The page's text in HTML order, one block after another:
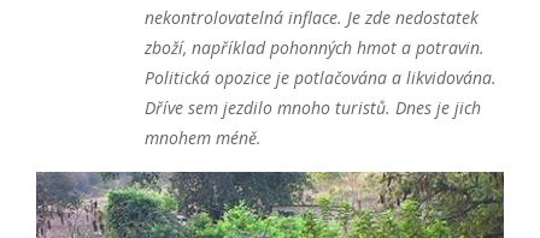
nekontrolovatelná inflace. Je zde nedostatek
zboží, například pohonných hmot a potravin.
Politická opozice je potlačována a likvidována.
Dříve sem jezdilo mnoho turistů. Dnes je jich
mnohem méně.